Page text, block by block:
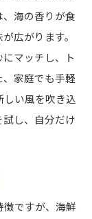
海の香りが食
広がります。
マッチし、ト
家庭でも手軽
い風を吹き込
し、自分だけ
ですが、海鮮